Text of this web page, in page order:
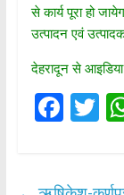
से कार्य पूरा हो
उत्पादन एवं
देहरादून से
F T